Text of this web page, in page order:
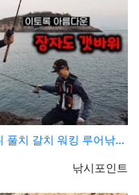
갈치 워킹 루어낚시 포인트
등록자
낚시포인트